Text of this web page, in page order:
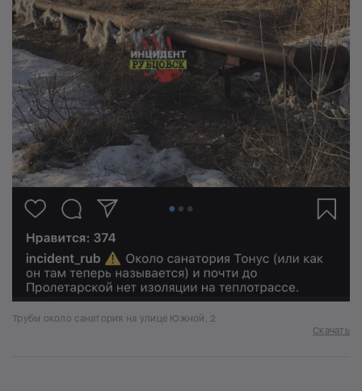
Трубы около санатория на улице Южной, 2
Скачать